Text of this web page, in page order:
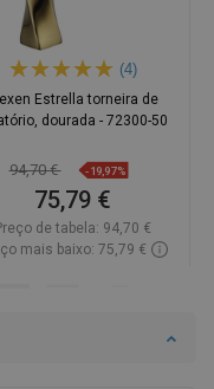
(4)
Estrella torneira de
dourada - 72300-50
94,70 € -19,97%
75,79 €
de tabela: 94,70 €
mais baixo: 75,79 €